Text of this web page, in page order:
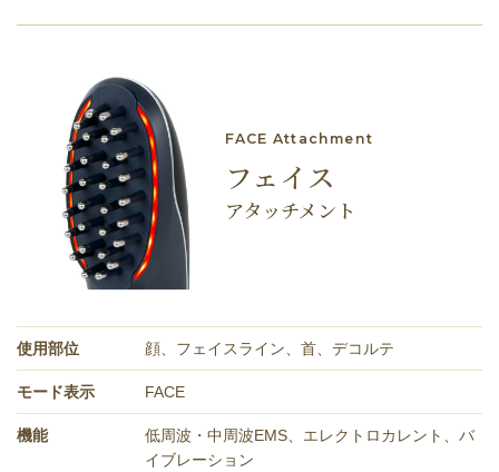
FACE Attachment
フェイス
アタッチメント
使⽤部位 顔、フェイスライン、首、デコルテ
モード表⽰ FACE
機能
低周波・中周波EMS、エレクトロカレント、バ
イブレーション